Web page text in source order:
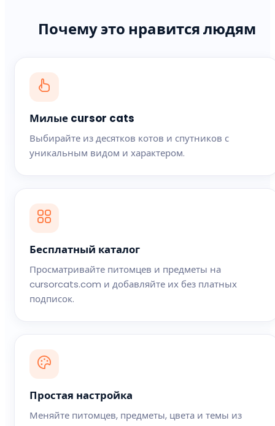
Почему это нравится людям
Милые cursor cats
Выбирайте из десятков котов и спутников с
уникальным видом и характером.
Бесплатный каталог
Просматривайте питомцев и предметы на
cursorcats.com и добавляйте их без платных
подписок.
Простая настройка
Меняйте питомцев, предметы, цвета и темы из